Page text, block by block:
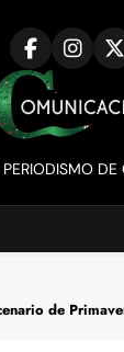
PERIODISMO DE
de